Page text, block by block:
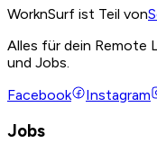
WorknSurf ist Teil von
Alles für dein Remote
und Jobs.
Facebook
Instagram
Jobs